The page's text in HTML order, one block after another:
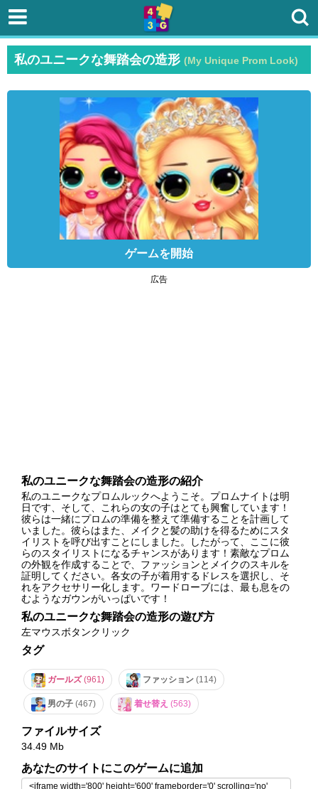
私のユニークな舞踏会の造形 (My Unique Prom Look)
ゲームを開始
広告
私のユニークな舞踏会の造形の紹介
私のユニークなプロムルックへようこそ。プロムナイトは明
日です、そして、これらの女の子はとても興奮しています！
彼らは一緒にプロムの準備を整えて準備することを計画して
いました。彼らはまた、メイクと髪の助けを得るためにスタ
イリストを呼び出すことにしました。したがって、ここに彼
らのスタイリストになるチャンスがあります！素敵なプロム
の外観を作成することで、ファッションとメイクのスキルを
証明してください。各女の子が着用するドレスを選択し、そ
れをアクセサリー化します。ワードローブには、最も息をの
むようなガウンがいっぱいです！
私のユニークな舞踏会の造形の遊び方
左マウスボタンクリック
タグ
ガールズ(961) ファッション (114)
男の子 (467) 着せ替え (563)
ファイルサイズ
34.49 Mb
あなたのサイトにこのゲームに追加